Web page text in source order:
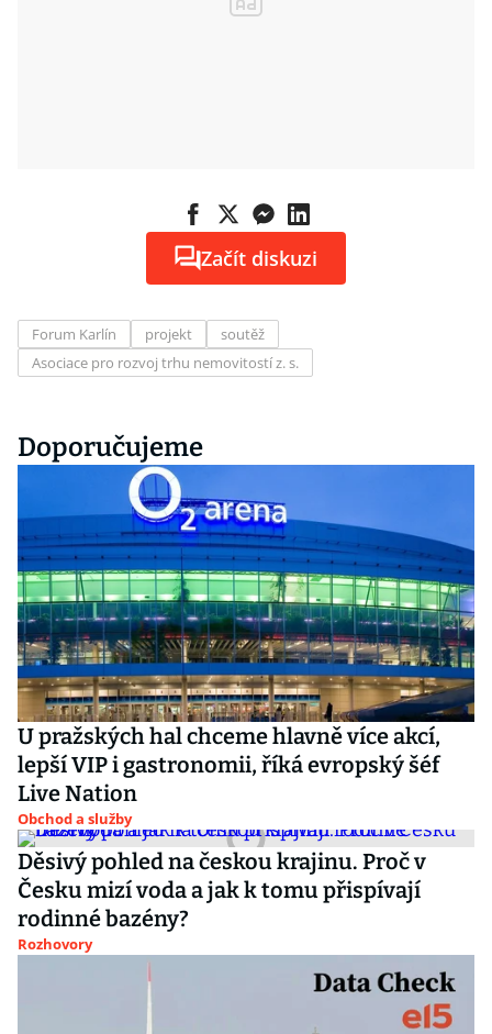
Začít diskuzi
Forum Karlín projekt
soutěž
Asociace pro rozvoj trhu nemovitostí z. s.
Doporučujeme
U pražských hal chceme hlavně více akcí,
lepší VIP i gastronomii, říká evropský šéf
Live Nation
Obchod a služby
Děsivý pohled na českou krajinu. Proč v
Česku mizí voda a jak k tomu přispívají
rodinné bazény?
Rozhovory